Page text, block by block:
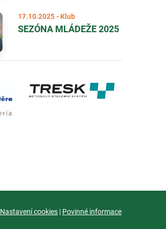
17.10.2025 - Klub
SEZÓNA MLÁDEŽE 2025
Nastavení cookies | Povinné informace